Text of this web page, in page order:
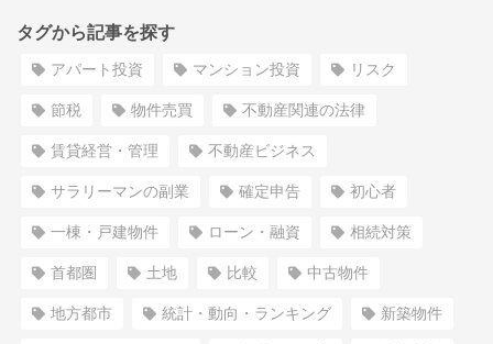
タグから記事を探す
アパート投資 マンション投資 リスク
節税 物件売買 不動産関連の法律
賃貸経営・管理 不動産ビジネス
サラリーマンの副業 確定申告 初心者
一棟・戸建物件 ローン・融資 相続対策
首都圏 土地 比較 中古物件
地方都市 統計・動向・ランキング 新築物件